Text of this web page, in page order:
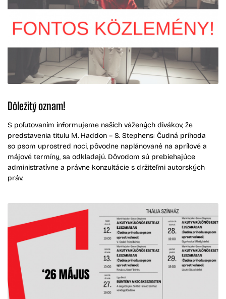
Dôležitý oznam!
S poľutovaním informujeme našich vážených divákov, že
predstavenia titulu M. Haddon – S. Stephens: Čudná príhoda
so psom uprostred noci, pôvodne naplánované na aprílové a
májové termíny, sa odkladajú. Dôvodom sú prebiehajúce
administratívne a právne konzultácie s držiteľmi autorských
práv.